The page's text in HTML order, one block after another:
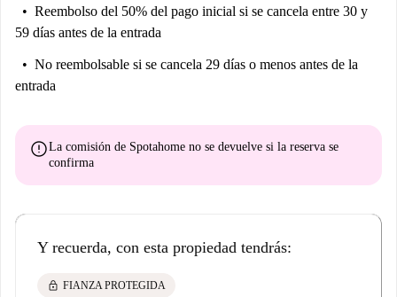
Reembolso del 50% del pago inicial si se cancela entre 30 y
59 días antes de la entrada
No reembolsable si se cancela 29 días o menos antes de la
entrada
errorLa comisión de Spotahome no se devuelve si la reserva se
confirma
Y recuerda, con esta propiedad tendrás:
lock FIANZA PROTEGIDA